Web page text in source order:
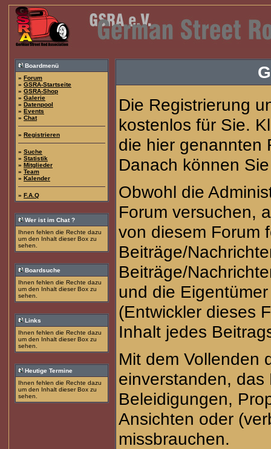
Boardmenü
» Forum
» GSRA-Startseite
» GSRA-Shop
» Galerie
» Datenpool
» Events
» Chat
» Registrieren
» Suche
» Statistik
» Mitglieder
» Team
» Kalender
» F.A.Q
Wer ist im Chat ?
Ihnen fehlen die Rechte dazu
um den Inhalt dieser Box zu
sehen.
Boardsuche
Ihnen fehlen die Rechte dazu
um den Inhalt dieser Box zu
sehen.
Links
Ihnen fehlen die Rechte dazu
um den Inhalt dieser Box zu
sehen.
Heutige Termine
Ihnen fehlen die Rechte dazu
um den Inhalt dieser Box zu
sehen.
Die Registrierung
kostenlos für Sie.
die hier genannten
Danach können
Obwohl die
Forum versuchen,
von diesem Forum
Beiträge/
Beiträge/
und die
(Entwickler dieses
Inhalt jedes
Mit dem Vollenden
einverstanden,
Beleidigungen,
Ansichten oder
missbrauchen.